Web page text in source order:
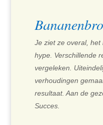
Je ziet ze overal,
hype. Verschillende
vergeleken.
verhoudingen
resultaat. Aan de
Succes.